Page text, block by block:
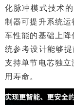
化脉冲模式技术
制器可提升系统
车性能的基础上
统参考设计能够
支持单节电芯独
用寿命。